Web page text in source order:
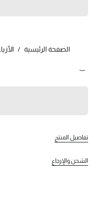
أسود
تفاصيل المنتج
الشحن والإرجاع
الصفحة الرئيسية /
جهات الاتصال
خريطة الموقع